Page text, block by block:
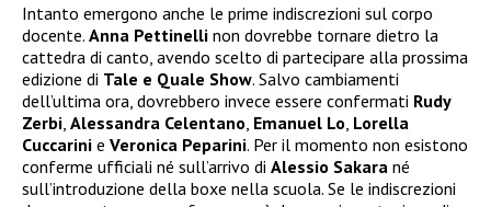
Intanto emergono anche le prime indiscrezioni sul corpo
docente. Anna Pettinelli non dovrebbe tornare dietro la
cattedra di canto, avendo scelto di partecipare alla prossima
edizione di Tale e Quale Show. Salvo cambiamenti
dell’ultima ora, dovrebbero invece essere confermati Rudy
Zerbi Alessandra Celentano Emanuel Lo Lorella
Cuccarini e Veronica Peparini. Per il momento non esistono
conferme ufficiali né sull’arrivo di Alessio Sakara né
sull’introduzione della boxe nella scuola. Se le indiscrezioni